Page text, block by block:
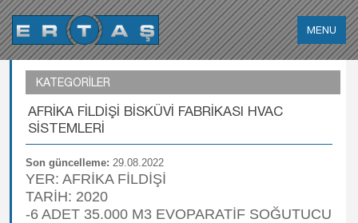
KATEGORİLER
AFRİKA FİLDİŞİ BİSKÜVİ FABRİKASI HVAC
SİSTEMLERİ
Son güncelleme: 29.08.2022
YER: AFRİKA FİLDİŞİ
TARİH: 2020
-6 ADET 35.000 M3 EVOPARATİF SOĞUTUCU